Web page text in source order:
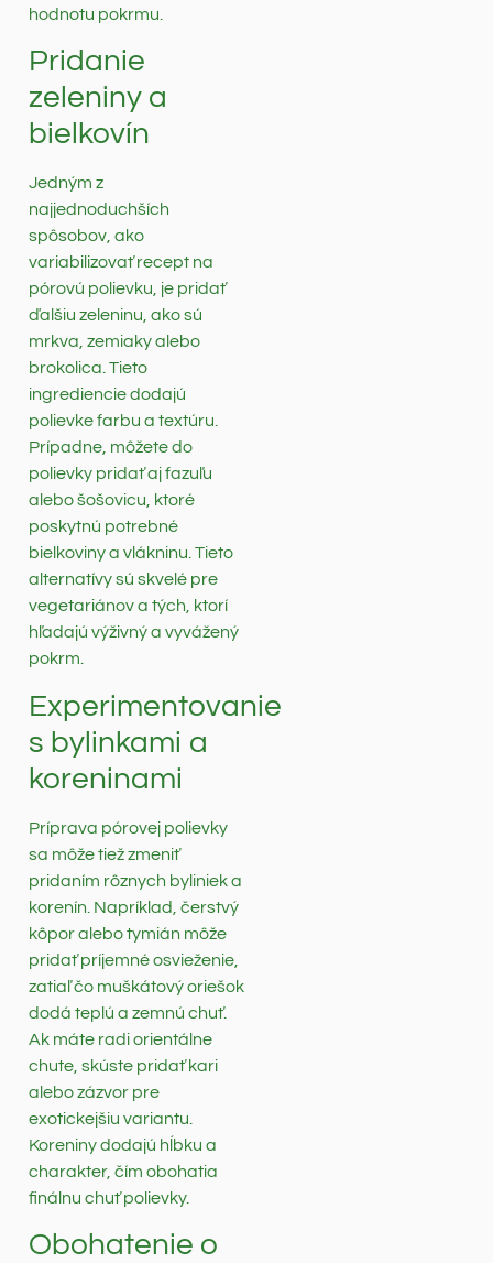
hodnotu pokrmu.
Pridanie
zeleniny a
bielkovín
Jedným z
najjednoduchších
spôsobov, ako
variabilizovať recept na
pórovú polievku, je pridať
ďalšiu zeleninu, ako sú
mrkva, zemiaky alebo
brokolica. Tieto
ingrediencie dodajú
polievke farbu a textúru.
Prípadne, môžete do
polievky pridať aj fazuľu
alebo šošovicu, ktoré
poskytnú potrebné
bielkoviny a vlákninu. Tieto
alternatívy sú skvelé pre
vegetariánov a tých, ktorí
hľadajú výživný a vyvážený
pokrm.
Experimentovanie
s bylinkami a
koreninami
Príprava pórovej polievky
sa môže tiež zmeniť
pridaním rôznych byliniek a
korenín. Napríklad, čerstvý
kôpor alebo tymián môže
pridať príjemné osvieženie,
zatiaľ čo muškátový oriešok
dodá teplú a zemnú chuť.
Ak máte radi orientálne
chute, skúste pridať kari
alebo zázvor pre
exotickejšiu variantu.
Koreniny dodajú hĺbku a
charakter, čím obohatia
finálnu chuť polievky.
Obohatenie o